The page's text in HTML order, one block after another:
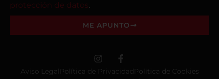
protección de datos.
ME APUNTO
Aviso Legal Política de PrivacidadPolítica de Cookies